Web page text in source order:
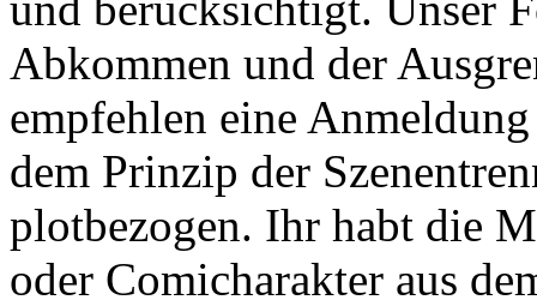
Abkommen und der
empfehlen eine
dem Prinzip der
plotbezogen. Ihr habt die
oder Comicharakter aus